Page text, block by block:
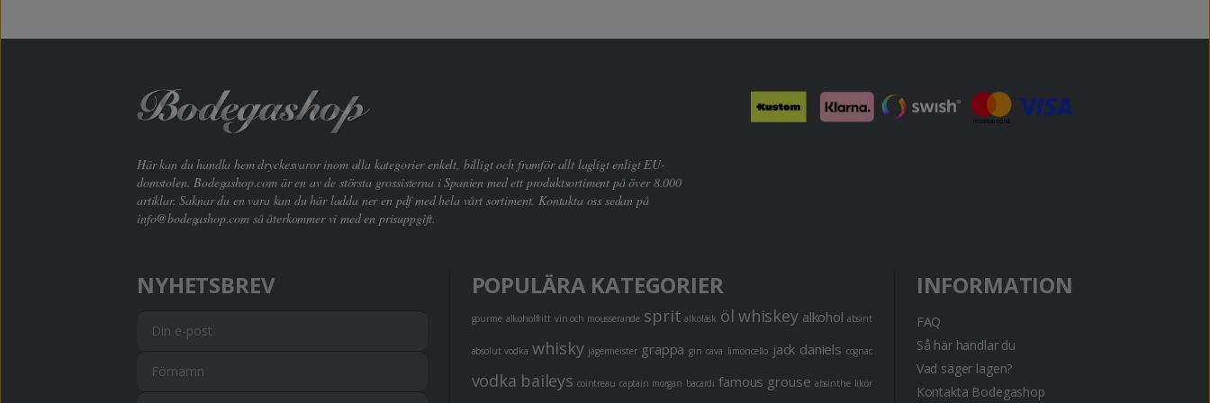
Här kan du handla hem dryckesvaror inom alla kategorier enkelt, billigt och framför allt lagligt enligt EU-
domstolen. Bodegashop.com är en av de största grossisterna i Spanien med ett produktsortiment på över 8.000
artiklar. Saknar du en vara kan du här ladda ner en pdf med hela vårt sortiment. Kontakta oss sedan på
info@bodegashop.comså återkommer vi med en prisuppgift.
NYHETSBREV POPULÄRA KATEGORIER
gourme alkoholfritt vin och mousserande sprit alkoläsk öl whiskey alkohol absint
absolut vodka whisky jägermeister grappa gin cava limoncello jack daniels cognac
vodka baileys cointreau captain morgan bacardi famous grouse absinthe likör
INFORMATION
FAQ
Så här handlar du
Vad säger lagen?
Kontakta Bodegashop